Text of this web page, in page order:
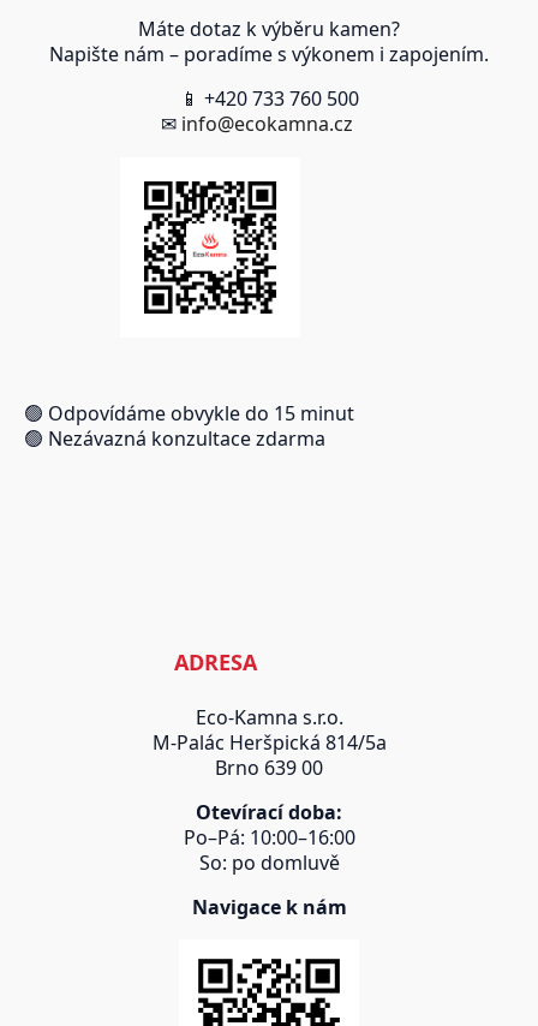
Máte dotaz k výběru kamen?
Napište nám – poradíme s výkonem i zapojením.
📱 +420 733 760 500
✉ info@ecokamna.cz
🟢 Odpovídáme obvykle do 15 minut
🟢 Nezávazná konzultace zdarma
ADRESA
Eco-Kamna s.r.o.
M-Palác Heršpická 814/5a
Brno 639 00
Otevírací doba:
Po–Pá: 10:00–16:00
So: po domluvě
Navigace k nám